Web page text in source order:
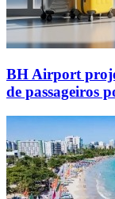
BH Airport
de passageiros